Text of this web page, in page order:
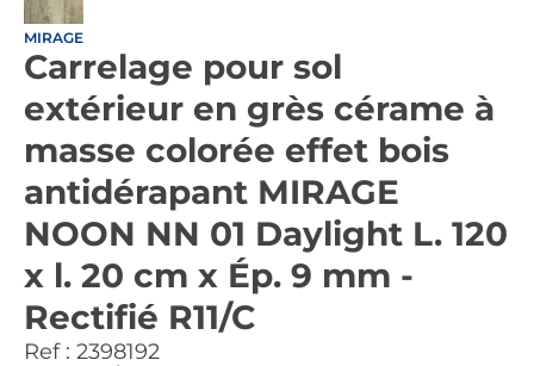
MIRAGE
Carrelage pour sol
extérieur en grès cérame à
masse colorée effet bois
antidérapant MIRAGE
NOON NN 01 Daylight L. 120
x l. 20 cm x Ép. 9 mm -
Rectifié R11/C
Ref : 2398192